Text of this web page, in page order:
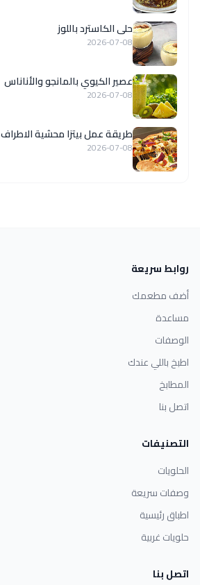
حلى الكاسترد باللوز
2026-07-08
عصير الكيوي بالمانجو والأناناس
2026-07-08
طريقة عمل بيتزا محشية الاطراف
2026-07-08
روابط سريعة
أضف مطعمك
مساعدة
الوصفات
اطبخ باللي عندك
المطابخ
اتصل بنا
التصنيفات
الحلويات
وصفات سريعة
اطباق رئيسية
حلويات غربية
اتصل بنا